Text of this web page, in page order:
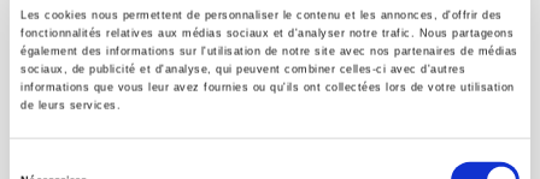
Les cookies nous permettent de personnaliser le contenu et les annonces, d'offrir des
fonctionnalités relatives aux médias sociaux et d'analyser notre trafic. Nous partageons
également des informations sur l'utilisation de notre site avec nos partenaires de médias
sociaux, de publicité et d'analyse, qui peuvent combiner celles-ci avec d'autres
informations que vous leur avez fournies ou qu'ils ont collectées lors de votre utilisation
de leurs services.
CONTACTS
FOREIGN RIGHTS
FOR BOOKSHOPS